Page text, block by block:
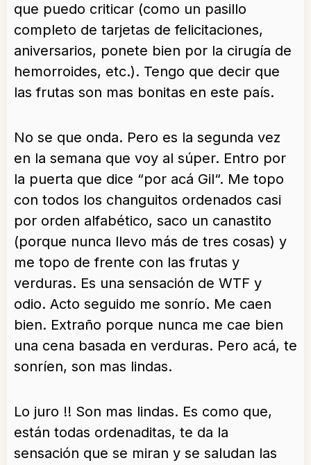
que puedo criticar (como un pasillo
completo de tarjetas de felicitaciones,
aniversarios, ponete bien por la cirugía de
hemorroides, etc.). Tengo que decir que
las frutas son mas bonitas en este país.
No se que onda. Pero es la segunda vez
en la semana que voy al súper. Entro por
la puerta que dice “por acá Gil“. Me topo
con todos los changuitos ordenados casi
por orden alfabético, saco un canastito
(porque nunca llevo más de tres cosas) y
me topo de frente con las frutas y
verduras. Es una sensación de WTF y
odio. Acto seguido me sonrío. Me caen
bien. Extraño porque nunca me cae bien
una cena basada en verduras. Pero acá, te
sonríen, son mas lindas.
Lo juro !! Son mas lindas. Es como que,
están todas ordenaditas, te da la
sensación que se miran y se saludan las